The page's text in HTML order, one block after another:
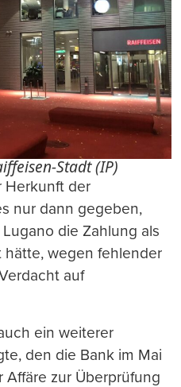
Stadt (IP)
Herkunft der
nur dann gegeben,
die Zahlung als
wegen fehlender
auf
ein weiterer
den die Bank im Mai
Affäre zur Überprüfung